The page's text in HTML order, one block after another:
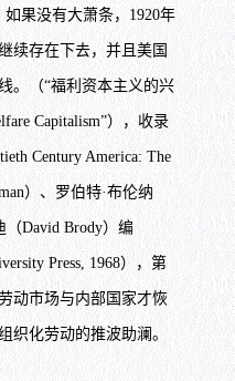
果没有大萧条，1920年
续存在下去，并且美国
。（“福利资本主义的兴
Capitalism”），收录
Century America: The
）、罗伯特·布伦纳
（David Brody）编
Press, 1968），第
动市场与内部国家才恢
织化劳动的推波助澜。